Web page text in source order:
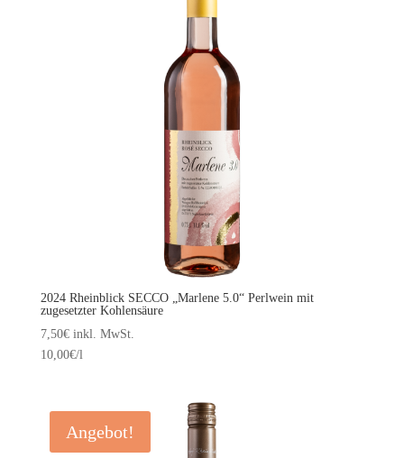
2024 Rheinblick SECCO „Marlene 5.0“ Perlwein mit
zugesetzter Kohlensäure
7,50€ inkl. MwSt.
10,00€/l
Angebot!